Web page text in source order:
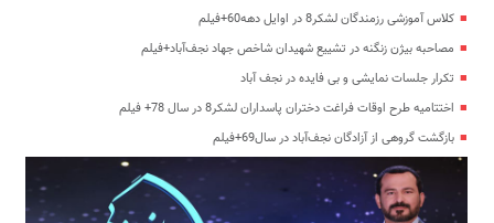
کلاس آموزشی رزمندگان لشکر8 در اوایل دهه60+فیلم
مصاحبه بیژن زنگنه در تشییع شهیدان شاخص جهاد نجف‌آباد+فیلم
تکرار جلسات نمایشی و بی فایده در نجف آباد
اختتامیه طرح اوقات فراغت دختران پاسداران لشکر8 در سال 78+ فیلم
بازگشت گروهی از آزادگان نجف‌آباد در سال69+فیلم